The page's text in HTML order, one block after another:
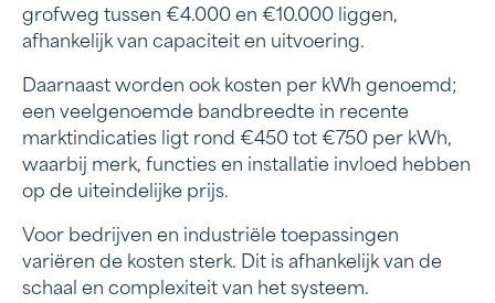
grofweg tussen €4.000 en €10.000 liggen,
afhankelijk van capaciteit en uitvoering.
Daarnaast worden ook kosten per kWh genoemd;
een veelgenoemde bandbreedte in recente
marktindicaties ligt rond €450 tot €750 per kWh,
waarbij merk, functies en installatie invloed hebben
op de uiteindelijke prijs.
Voor bedrijven en industriële toepassingen
variëren de kosten sterk. Dit is afhankelijk van de
schaal en complexiteit van het systeem.